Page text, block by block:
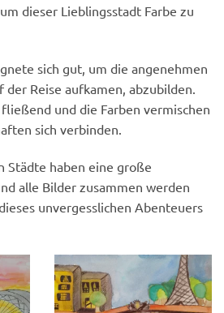
dieser Lieblingsstadt Farbe zu
sich gut, um die angenehmen
der Reise aufkamen, abzubilden.
und die Farben vermischen
sich verbinden.
Städte haben eine große
alle Bilder zusammen werden
unvergesslichen Abenteuers